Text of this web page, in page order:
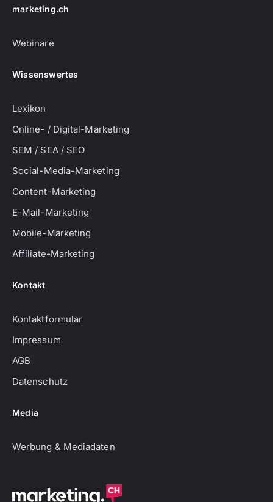
marketing.ch
Webinare
Wissenswertes
Lexikon
Online- / Digital-Marketing
SEM / SEA / SEO
Social-Media-Marketing
Content-Marketing
E-Mail-Marketing
Mobile-Marketing
Affiliate-Marketing
Kontakt
Kontaktformular
Impressum
AGB
Datenschutz
Media
Werbung & Mediadaten